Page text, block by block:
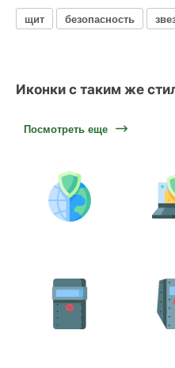
щит безопасность
Иконки с таким же
Посмотреть еще